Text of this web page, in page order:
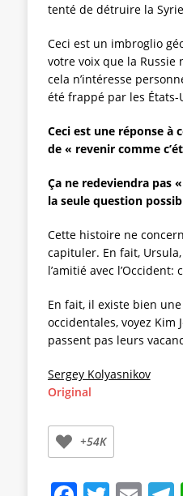
tenté de détruire la
Ceci est un imbroglio
votre voix que la Russie
cela n’intéresse
été frappé par les États-
Ceci est une réponse à
de « revenir comme
Ça ne redeviendra pas
la seule question
Cette histoire ne
capituler. En fait,
l’amitié avec
En fait, il existe bien
occidentales, voyez Kim
passent pas leurs
Sergey Kolyasnikov
Original
+54K